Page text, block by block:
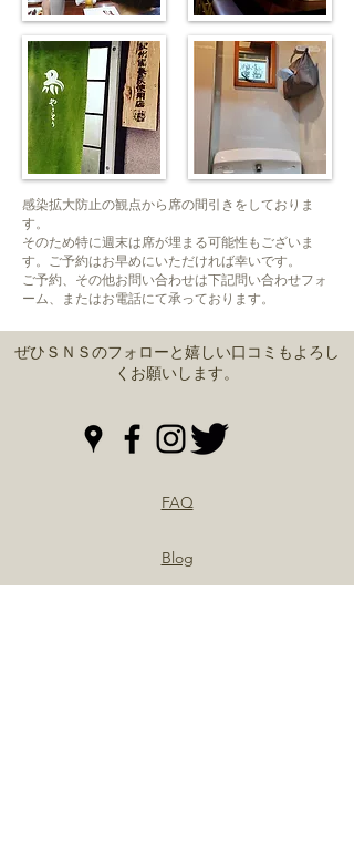
感染拡大防止の観点から席の間引きをしておりま
す。
そのため特に週末は席が埋まる可能性もございま
す。ご予約はお早めにいただければ幸いです。
​ご予約、その他お問い合わせは下記問い合わせフォ
ーム、またはお電話にて承っております。
ぜひＳＮＳのフォローと嬉しい口コミもよろし
くお願いします。
FAQ
Blog